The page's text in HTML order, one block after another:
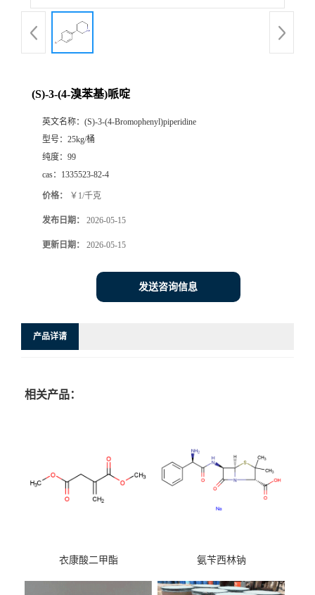
(S)-3-(4-溴苯基)哌啶
英文名称： (S)-3-(4-Bromophenyl)piperidine
型号： 25kg/桶
纯度： 99
cas： 1335523-82-4
价格： ￥1/千克
发布日期： 2026-05-15
更新日期： 2026-05-15
发送咨询信息
产品详请
相关产品：
衣康酸二甲酯 氨苄西林钠